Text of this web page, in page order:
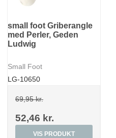
small foot Griberangle
med Perler, Geden
Ludwig
Small Foot
LG-10650
69,95 kr.
52,46 kr.
VIS PRODUKT